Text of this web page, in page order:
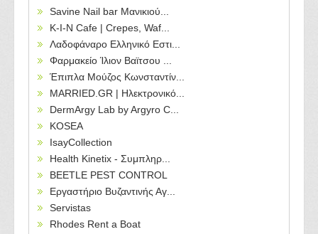
Savine Nail bar Μανικιού...
Κ-Ι-Ν Cafe | Crepes, Waf...
Λαδοφάναρο Ελληνικό Εστι...
Φαρμακείο Ίλιον Βαϊτσου ...
Έπιπλα Μούζος Κωνσταντίν...
MARRIED.GR | Ηλεκτρονικό...
DermArgy Lab by Argyro C...
KOSEA
IsayCollection
Health Kinetix - Συμπληρ...
BEETLE PEST CONTROL
Εργαστήριο Βυζαντινής Αγ...
Servistas
Rhodes Rent a Boat